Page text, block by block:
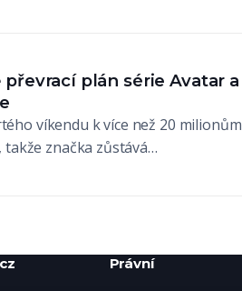
plán série Avatar a
víkendu k více než 20 milionům
značka zůstává…
Právní